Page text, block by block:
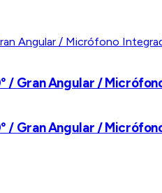
/ Gran Angular /
/ Gran Angular /